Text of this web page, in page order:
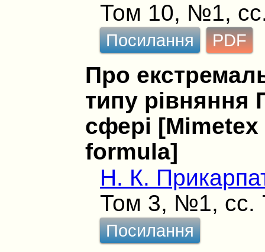
Том 10, №1,
Посилання PDF
Про
типу рівняння
сфері
formula]
Н. К.
Том 3, №1, сс.
Посилання